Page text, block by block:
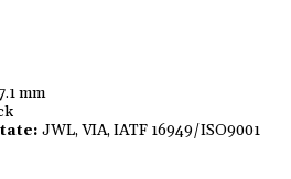
mm
JWL, VIA, IATF 16949/ISO9001